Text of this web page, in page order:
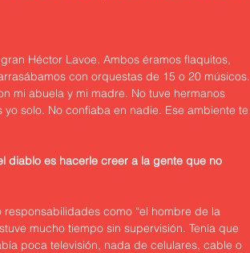
Héctor Lavoe. Ambos éramos flaquitos,
con orquestas de 15 o 20 músicos.
mi abuela y mi madre. No tuve hermanos
solo. No confiaba en nadie. Ese ambiente te
es hacerle creer a la gente que no
como “el hombre de la
mucho tiempo sin supervisión. Tenía que
poca televisión, nada de celulares, cable o